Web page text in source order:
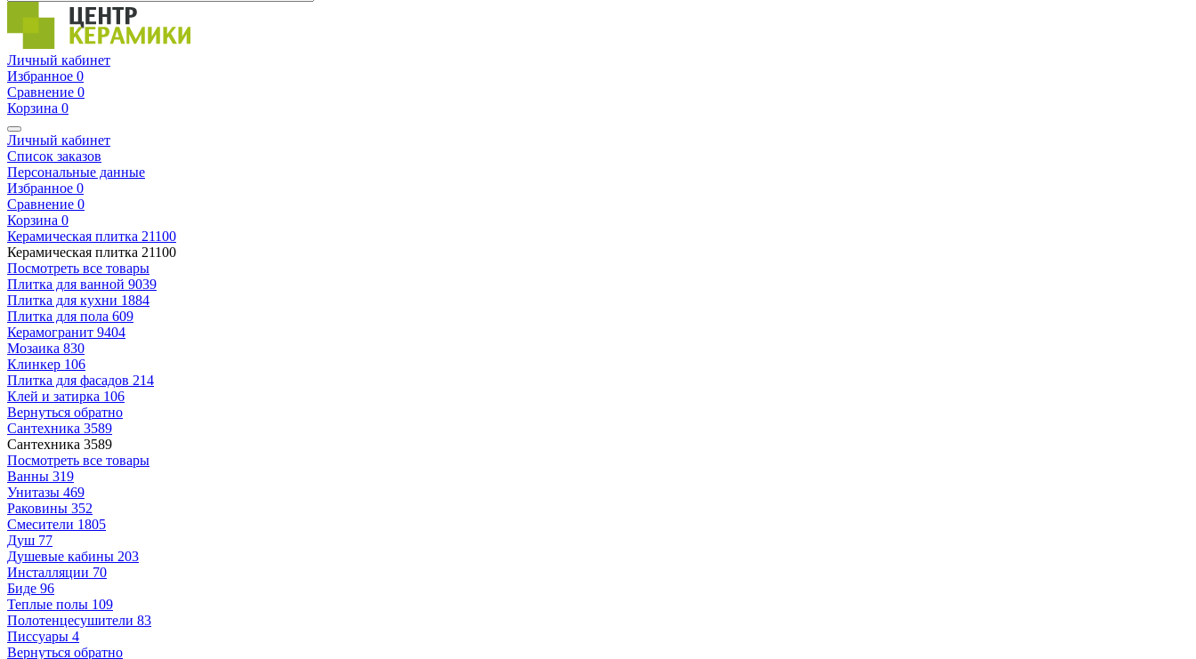
Личный кабинет
Избранное 0
Сравнение 0
Корзина 0
Личный кабинет
Список заказов
Персональные данные
Избранное 0
Сравнение 0
Корзина 0
Керамическая плитка 21100
Керамическая плитка 21100
Посмотреть все товары
Плитка для ванной 9039
Плитка для кухни 1884
Плитка для пола 609
Керамогранит 9404
Мозаика 830
Клинкер 106
Плитка для фасадов 214
Клей и затирка 106
Вернуться обратно
Сантехника 3589
Сантехника 3589
Посмотреть все товары
Ванны 319
Унитазы 469
Раковины 352
Смесители 1805
Душ 77
Душевые кабины 203
Инсталляции 70
Биде 96
Теплые полы 109
Полотенцесушители 83
Писсуары 4
Вернуться обратно